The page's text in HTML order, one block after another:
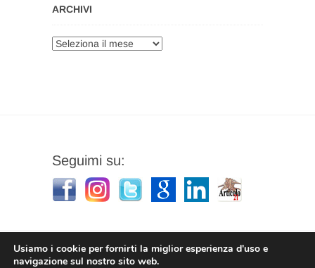
ARCHIVI
Archivi
Seguimi su:
Usiamo i cookie per fornirti la miglior esperienza d'uso e
navigazione sul nostro sito web.